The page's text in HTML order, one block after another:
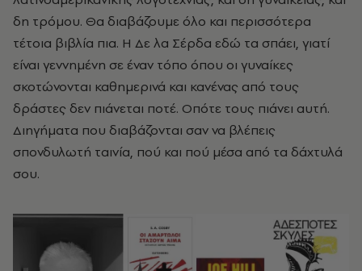
δη τρόμου. Θα διαβάζουμε όλο και περισσότερα
τέτοια βιβλία πια. Η Δε λα Σέρδα εδώ τα σπάει, γιατί
είναι γεννημένη σε έναν τόπο όπου οι γυναίκες
σκοτώνονται καθημερινά και κανένας από τους
δράστες δεν πιάνεται ποτέ. Οπότε τους πιάνει αυτή.
Διηγήματα που διαβάζονται σαν να βλέπεις
σπονδυλωτή ταινία, πού και πού μέσα από τα δάχτυλά
σου.